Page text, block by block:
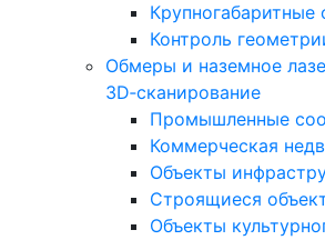
Контроль
Обмеры и наземное
3D‑сканирование
Промышленные
Коммерческая
Объекты
Строящиеся
Объекты